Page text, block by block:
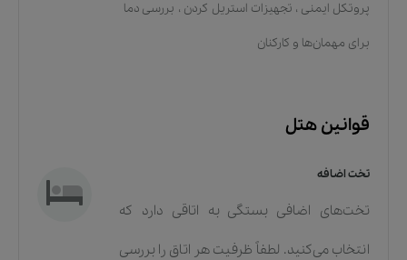
پروتکل ایمنی ، تجهیزات استریل کردن ، بررسی دما
برای مهمان‌ها و کارکنان
قوانین هتل
تخت اضافه
تخت‌های اضافی بستگی به اتاقی دارد که
انتخاب می‌کنید. لطفاً ظرفیت هر اتاق را بررسی